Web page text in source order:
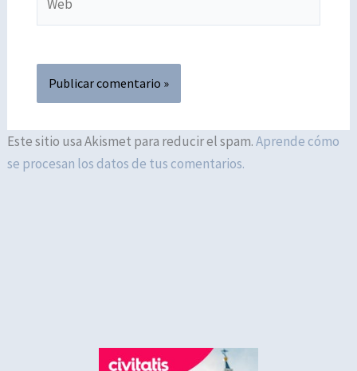
Este sitio usa Akismet para reducir el spam.Aprende cómo
se procesan los datos de tus comentarios.